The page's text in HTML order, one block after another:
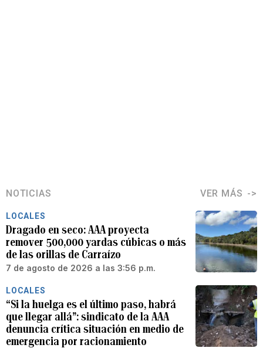
NOTICIAS VER MÁS
LOCALES
Dragado en seco: AAA proyecta
remover 500,000 yardas cúbicas o más
de las orillas de Carraízo
7 de agosto de 2026 a las 3:56 p.m.
LOCALES
“Si la huelga es el último paso, habrá
que llegar allá”: sindicato de la AAA
denuncia crítica situación en medio de
emergencia por racionamiento